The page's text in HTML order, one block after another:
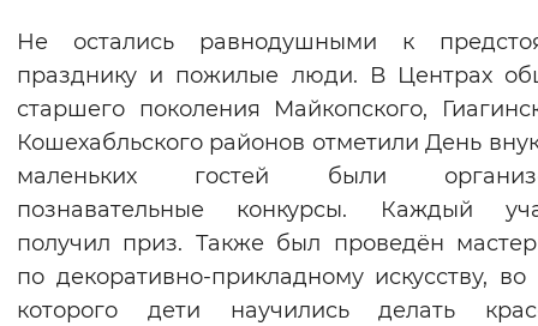
Не остались равнодушными к
празднику и пожилые люди. В Центрах
старшего поколения Майкопского,
Кошехабльского районов отметили День
маленьких гостей были
познавательные конкурсы. Каждый
получил приз. Также был проведён
по декоративно-прикладному искусству,
которого дети научились делать